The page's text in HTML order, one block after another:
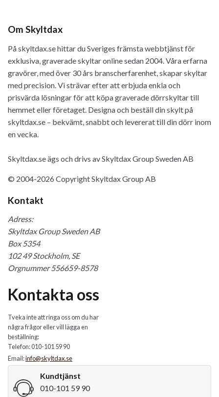
Om Skyltdax
På skyltdax.se hittar du Sveriges främsta webbtjänst för
exklusiva, graverade skyltar online sedan 2004. Våra erfarna
gravörer, med över 30 års branscherfarenhet, skapar skyltar
med precision. Vi strävar efter att erbjuda enkla och
prisvärda lösningar för att köpa graverade dörrskyltar till
hemmet eller företaget. Designa och beställ din skylt på
skyltdax.se – bekvämt, snabbt och levererat till din dörr inom
en vecka.
Skyltdax.se ägs och drivs av Skyltdax Group Sweden AB
© 2004-2026 Copyright Skyltdax Group AB
Kontakt
Adress:
Skyltdax Group Sweden AB
Box 5354
102 49 Stockholm, SE
Orgnummer 556659-8578
Kontakta oss
Tveka inte att ringa oss om du har
några frågor eller vill lägga en
beställning:
Telefon: 010-101 59 90
Email:info@skyltdax.se
Kundtjänst
010-101 59 90